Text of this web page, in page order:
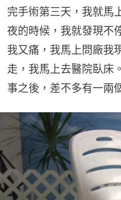
完手術第三天，我就馬
夜的時候，我就發現不
我又痛，我馬上問廠我
走，我馬上去醫院臥床
事之後，差不多有一兩